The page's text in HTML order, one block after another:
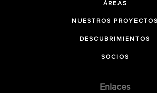
ÁREAS
NUESTROS PROYECTOS
DESCUBRIMIENTOS
SOCIOS
Enlaces